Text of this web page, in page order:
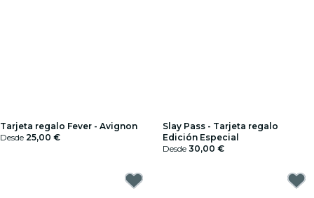
Tarjeta regalo Fever - Avignon
Desde 25,00 €
Slay Pass - Tarjeta regalo
Edición Especial
Desde 30,00 €